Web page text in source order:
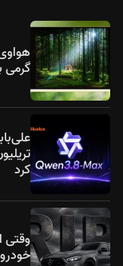
گرمی
کرد
وقتی
خودرو با ۲۷ محصول